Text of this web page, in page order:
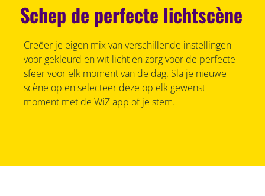
Schep de perfecte lichtscène
Creëer je eigen mix van verschillende instellingen
voor gekleurd en wit licht en zorg voor de perfecte
sfeer voor elk moment van de dag. Sla je nieuwe
scène op en selecteer deze op elk gewenst
moment met de WiZ app of je stem.